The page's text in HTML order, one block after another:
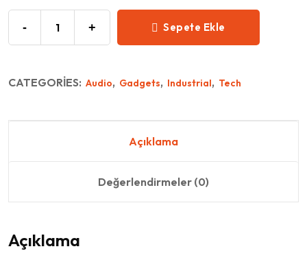
- + Sepete Ekle
CATEGORIES: Audio, Gadgets, Industrial, Tech
Açıklama
Değerlendirmeler (0)
Açıklama